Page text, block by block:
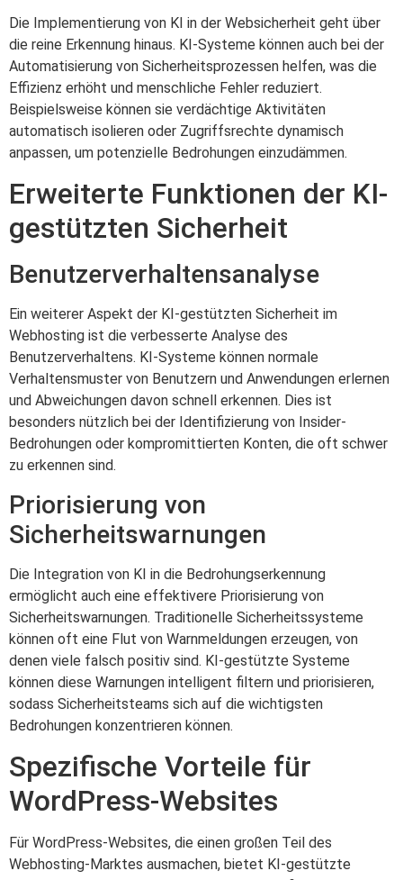
Die Implementierung von KI in der Websicherheit geht über
die reine Erkennung hinaus. KI-Systeme können auch bei der
Automatisierung von Sicherheitsprozessen helfen, was die
Effizienz erhöht und menschliche Fehler reduziert.
Beispielsweise können sie verdächtige Aktivitäten
automatisch isolieren oder Zugriffsrechte dynamisch
anpassen, um potenzielle Bedrohungen einzudämmen.
Erweiterte Funktionen der KI-
gestützten Sicherheit
Benutzerverhaltensanalyse
Ein weiterer Aspekt der KI-gestützten Sicherheit im
Webhosting ist die verbesserte Analyse des
Benutzerverhaltens. KI-Systeme können normale
Verhaltensmuster von Benutzern und Anwendungen erlernen
und Abweichungen davon schnell erkennen. Dies ist
besonders nützlich bei der Identifizierung von Insider-
Bedrohungen oder kompromittierten Konten, die oft schwer
zu erkennen sind.
Priorisierung von
Sicherheitswarnungen
Die Integration von KI in die Bedrohungserkennung
ermöglicht auch eine effektivere Priorisierung von
Sicherheitswarnungen. Traditionelle Sicherheitssysteme
können oft eine Flut von Warnmeldungen erzeugen, von
denen viele falsch positiv sind. KI-gestützte Systeme
können diese Warnungen intelligent filtern und priorisieren,
sodass Sicherheitsteams sich auf die wichtigsten
Bedrohungen konzentrieren können.
Spezifische Vorteile für
WordPress-Websites
Für WordPress-Websites, die einen großen Teil des
Webhosting-Marktes ausmachen, bietet KI-gestützte